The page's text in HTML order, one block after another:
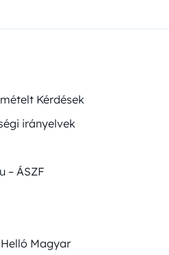
Kérdések
irányelvek
– ÁSZF
Magyar